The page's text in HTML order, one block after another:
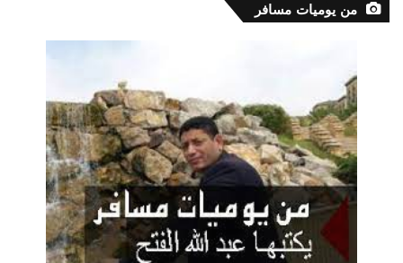
من يوميات مسافر